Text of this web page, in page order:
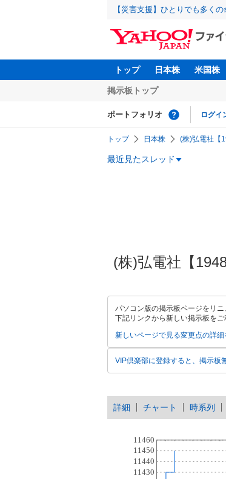
【災害支援】ひとりでも多く
トップ 日本株 米国株
掲示板トップ
ポートフォリオ ログイ
トップ 日本株 (株)弘電社【
最近見たスレッド
(株)弘電社【
パソコン版の掲示板ページをリ
下記リンクから新しい掲示板をご
新しいページで見る変更点の詳細
VIP倶楽部に登録すると、掲示板
詳細 チャート 時系列